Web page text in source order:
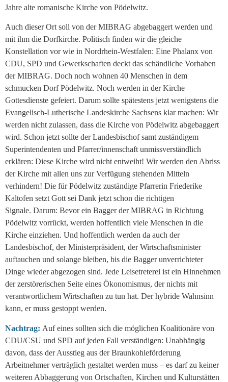
Jahre alte romanische Kirche von Pödelwitz.
Auch dieser Ort soll von der MIBRAG abgebaggert werden und
mit ihm die Dorfkirche. Politisch finden wir die gleiche
Konstellation vor wie in Nordrhein-Westfalen: Eine Phalanx von
CDU, SPD und Gewerkschaften deckt das schändliche Vorhaben
der MIBRAG. Doch noch wohnen 40 Menschen in dem
schmucken Dorf Pödelwitz. Noch werden in der Kirche
Gottesdienste gefeiert. Darum sollte spätestens jetzt wenigstens die
Evangelisch-Lutherische Landeskirche Sachsens klar machen: Wir
werden nicht zulassen, dass die Kirche von Pödelwitz abgebaggert
wird. Schon jetzt sollte der Landesbischof samt zuständigem
Superintendenten und Pfarrer/innenschaft unmissverständlich
erklären: Diese Kirche wird nicht entweiht! Wir werden den Abriss
der Kirche mit allen uns zur Verfügung stehenden Mitteln
verhindern! Die für Pödelwitz zuständige Pfarrerin Friederike
Kaltofen setzt Gott sei Dank jetzt schon die richtigen
Signale. Darum: Bevor ein Bagger der MIBRAG in Richtung
Pödelwitz vorrückt, werden hoffentlich viele Menschen in die
Kirche einziehen. Und hoffentlich werden da auch der
Landesbischof, der Ministerpräsident, der Wirtschaftsminister
auftauchen und solange bleiben, bis die Bagger unverrichteter
Dinge wieder abgezogen sind. Jede Leisetreterei ist ein Hinnehmen
der zerstörerischen Seite eines Ökonomismus, der nichts mit
verantwortlichem Wirtschaften zu tun hat. Der hybride Wahnsinn
kann, er muss gestoppt werden.
Nachtrag: Auf eines sollten sich die möglichen Koalitionäre von
CDU/CSU und SPD auf jeden Fall verständigen: Unabhängig
davon, dass der Ausstieg aus der Braunkohleförderung
Arbeitnehmer verträglich gestaltet werden muss – es darf zu keiner
weiteren Abbaggerung von Ortschaften, Kirchen und Kulturstätten